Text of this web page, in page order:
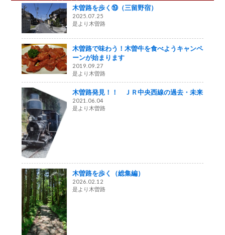
木曽路を歩く⑲（三留野宿）
2025.07.25
是より木曽路
木曽路で味わう！木曽牛を食べようキャンペ
ーンが始まります
2019.09.27
是より木曽路
木曽路発見！！ ＪＲ中央西線の過去・未来
2021.06.04
是より木曽路
木曽路を歩く（総集編）
2026.02.12
是より木曽路